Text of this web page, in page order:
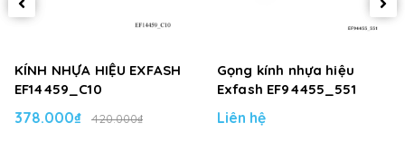
KÍNH NHỰA HIỆU EXFASH
EF14459_C10
378.000₫ 420.000₫
Gọng kính nhựa hiệu
Exfash EF94455_551
Liên hệ